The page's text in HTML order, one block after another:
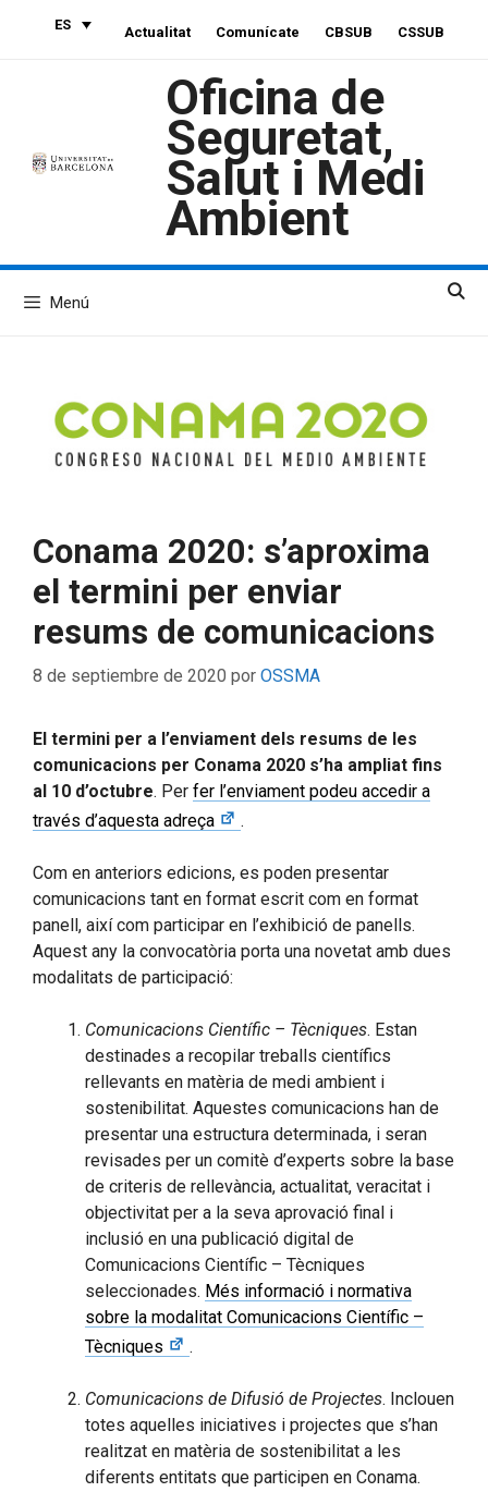
ES Actualitat Comunícate CBSUB CSSUB
Oficina de
Seguretat,
Salut i Medi
Ambient
Menú
Conama 2020: s’aproxima
el termini per enviar
resums de comunicacions
8 de septiembre de 2020 por OSSMA
El termini per a l’enviament dels resums de les
comunicacions per Conama 2020 s’ha ampliat fins
al 10 d’octubre. Per fer l’enviament podeu accedir a
través d’aquesta adreça
.
Com en anteriors edicions, es poden presentar
comunicacions tant en format escrit com en format
panell, així com participar en l’exhibició de panells.
Aquest any la convocatòria porta una novetat amb dues
modalitats de participació:
Comunicacions Científic – Tècniques. Estan
destinades a recopilar treballs científics
rellevants en matèria de medi ambient i
sostenibilitat. Aquestes comunicacions han de
presentar una estructura determinada, i seran
revisades per un comitè d’experts sobre la base
de criteris de rellevància, actualitat, veracitat i
objectivitat per a la seva aprovació final i
inclusió en una publicació digital de
Comunicacions Científic – Tècniques
seleccionades. Més informació i normativa
sobre la modalitat Comunicacions Científic –
Tècniques
.
Comunicacions de Difusió de Projectes. Inclouen
totes aquelles iniciatives i projectes que s’han
realitzat en matèria de sostenibilitat a les
diferents entitats que participen en Conama.